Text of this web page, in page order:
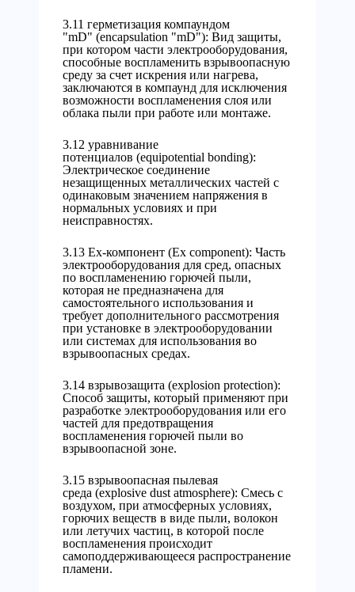
3.11 герметизация компаундом
"mD" (encapsulation "mD"): Вид защиты,
при котором части электрооборудования,
способные воспламенить взрывоопасную
среду за счет искрения или нагрева,
заключаются в компаунд для исключения
возможности воспламенения слоя или
облака пыли при работе или монтаже.
3.12 уравнивание
потенциалов (equipotential bonding):
Электрическое соединение
незащищенных металлических частей с
одинаковым значением напряжения в
нормальных условиях и при
неисправностях.
3.13 Ex-компонент (Ex component): Часть
электрооборудования для сред, опасных
по воспламенению горючей пыли,
которая не предназначена для
самостоятельного использования и
требует дополнительного рассмотрения
при установке в электрооборудовании
или системах для использования во
взрывоопасных средах.
3.14 взрывозащита (explosion protection):
Способ защиты, который применяют при
разработке электрооборудования или его
частей для предотвращения
воспламенения горючей пыли во
взрывоопасной зоне.
3.15 взрывоопасная пылевая
среда (explosive dust atmosphere): Смесь с
воздухом, при атмосферных условиях,
горючих веществ в виде пыли, волокон
или летучих частиц, в которой после
воспламенения происходит
самоподдерживающееся распространение
пламени.